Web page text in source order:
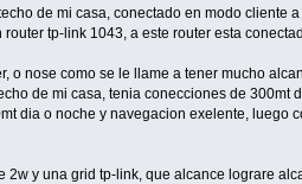
de mi casa, conectado en modo
tp-link 1043, a este router esta
o nose como se le llame a tener mucho
de mi casa, tenia conecciones de
dia o noche y navegacion exelente,
2w y una grid tp-link, que alcance lograre